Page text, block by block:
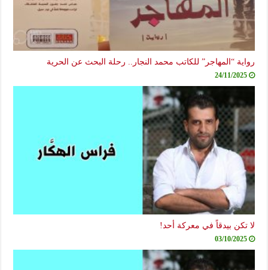
رواية “المهاجر” للكاتب محمد النجار.. رحلة البحث عن الحرية
24/11/2025
لا تكن بيدقاً في معركة أحد!
03/10/2025